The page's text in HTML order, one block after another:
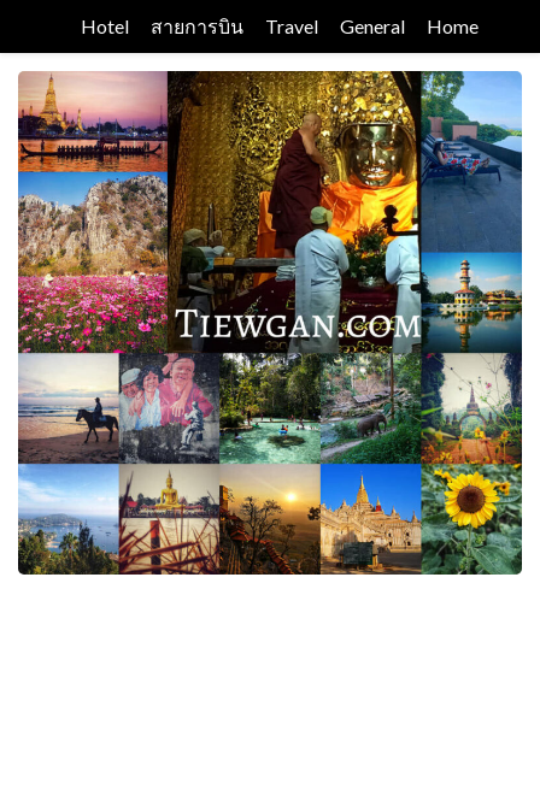
content
Hotel สายการบิน Travel General Home